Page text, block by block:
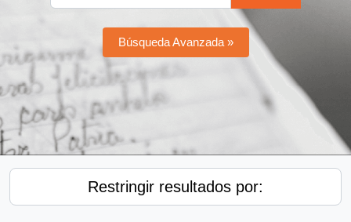
Búsqueda Avanzada »
Restringir resultados por: